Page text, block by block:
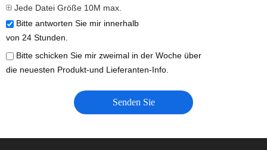
Jede Datei Größe 10M max.
Bitte antworten Sie mir innerhalb
von 24 Stunden.
Bitte schicken Sie mir zweimal in der Woche über
die neuesten Produkt-und Lieferanten-Info.